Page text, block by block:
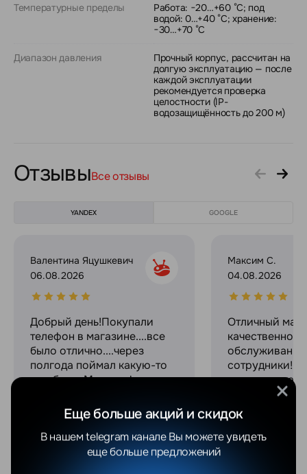
Температурные пределы
Работа: −20…+60 °C; под
водой: 0…+40 °C; хранение:
−30…+70 °C
Диапазон давления
Прочный корпус, рассчитан на
долгую эксплуатацию — после
каждой эксплуатации
рекомендуется проверка
целостности (IP-
водозащищённость до 200 м)
ОтзывыВсе отзывы
YANDEX GOOGLE
Валентина Яцушкевич
06.08.2026
Добрый день!Покупали
телефон в магазине....все
было отлично....через
полгода поймал какую-то
ошибку.....Мы телефон
гарантии.....Спасибо
ребятам,которые там
работают !!!Они все время
были с нами на
Максим С.
04.08.2026
Отличный
качественное
сотрудники!
огромное за
связь на
процесса
Еще больше акций и скидок
В нашем telegram канале Вы можете увидеть
еще больше предложений